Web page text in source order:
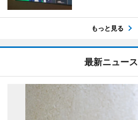
もっと見る
最新ニュース